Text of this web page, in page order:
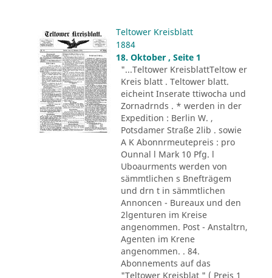
Teltower Kreisblatt
1884
18. Oktober , Seite 1
"...Teltower KreisblattTeltow er
Kreis blatt . Teltower blatt.
eicheint Inserate ttiwocha und
Zornadrnds . * werden in der
Expedition : Berlin W. ,
Potsdamer Straße 2lib . sowie
A K Abonnrmeutepreis : pro
Ounnal l Mark 10 Pfg. l
Uboaurments werden von
sämmtlichen s Bnefträgem
und drn t in sämmtlichen
Annoncen - Bureaux und den
2lgenturen im Kreise
angenommen. Post - Anstaltrn,
Agenten im Krene
angenommen. . 84.
Abonnements auf das
"Teltower Kreisblat " ( Preis 1